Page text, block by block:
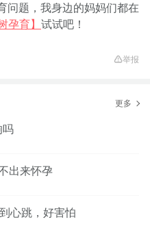
问题，我身边的妈妈们都在
孕育】 试试吧！
举报
更多
吗
出来怀孕
心跳，好害怕